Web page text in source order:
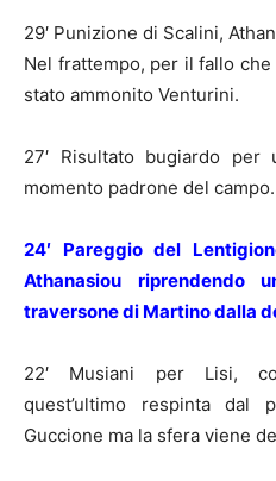
29′ Punizione di Scalini,
Nel frattempo, per il fallo
stato ammonito Venturini.
27′ Risultato bugiardo
momento padrone del campo.
24′ Pareggio del
Athanasiou riprendendo
traversone di Martino dalla
22′ Musiani per Lisi,
quest’ultimo respinta dal
Guccione ma la sfera viene